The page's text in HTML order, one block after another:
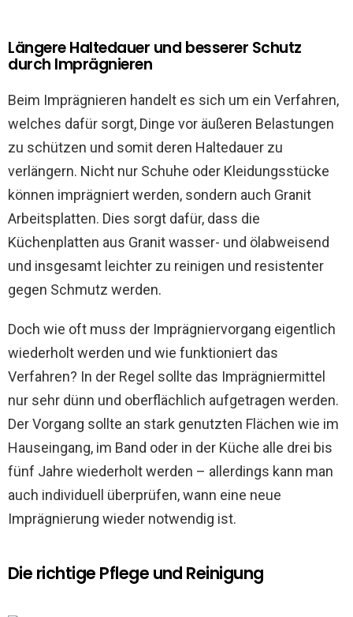
Längere Haltedauer und besserer Schutz
durch Imprägnieren
Beim Imprägnieren handelt es sich um ein Verfahren,
welches dafür sorgt, Dinge vor äußeren Belastungen
zu schützen und somit deren Haltedauer zu
verlängern. Nicht nur Schuhe oder Kleidungsstücke
können imprägniert werden, sondern auch Granit
Arbeitsplatten. Dies sorgt dafür, dass die
Küchenplatten aus Granit wasser- und ölabweisend
und insgesamt leichter zu reinigen und resistenter
gegen Schmutz werden.
Doch wie oft muss der Imprägniervorgang eigentlich
wiederholt werden und wie funktioniert das
Verfahren? In der Regel sollte das Imprägniermittel
nur sehr dünn und oberflächlich aufgetragen werden.
Der Vorgang sollte an stark genutzten Flächen wie im
Hauseingang, im Band oder in der Küche alle drei bis
fünf Jahre wiederholt werden – allerdings kann man
auch individuell überprüfen, wann eine neue
Imprägnierung wieder notwendig ist.
Die richtige Pflege und Reinigung